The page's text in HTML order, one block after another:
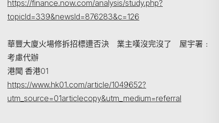
https://finance.now.com/analysis/study.php?
topicId=339&newsId=876283&c=126
華豐大廈火場修拆招標遭否決 業主嘆沒完沒了 屋宇署﹕
考慮代辦
港聞 香港01
https://www.hk01.com/article/1049652?
utm_source=01articlecopy&utm_medium=referral